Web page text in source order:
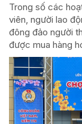
Trong số các
viên, người lao
đông đảo người
được mua hàng